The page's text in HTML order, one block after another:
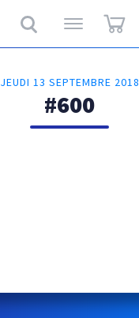
JEUDI 13 SEPTEMBRE 2018
#600